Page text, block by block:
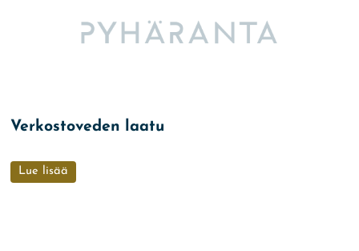
Verkostoveden laatu
Lue lisää